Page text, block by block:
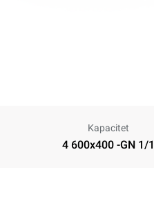
Kapacitet
4 600x400 -GN 1/1